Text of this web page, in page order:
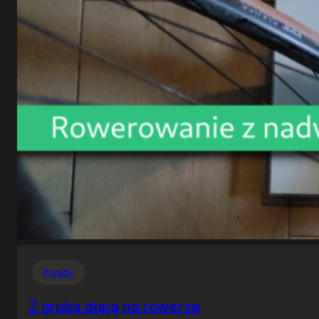
Porady
Z grubą dupą na rowerze